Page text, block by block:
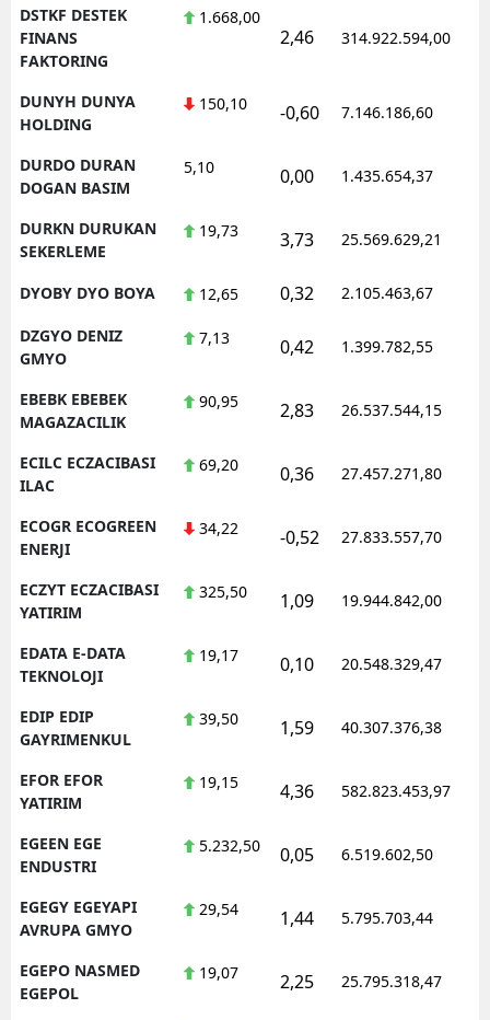
DSTKF DESTEK
FINANS
FAKTORING
1.668,00
2,46 314.922.594,00
DUNYH DUNYA
HOLDING
150,10 -0,60 7.146.186,60
DURDO DURAN
DOGAN BASIM
5,10 0,00 1.435.654,37
DURKN DURUKAN
SEKERLEME
19,73 3,73 25.569.629,21
DYOBY DYO BOYA 12,65 0,32 2.105.463,67
DZGYO DENIZ
GMYO
7,13 0,42 1.399.782,55
EBEBK EBEBEK
MAGAZACILIK
90,95 2,83 26.537.544,15
ECILC ECZACIBASI
ILAC
69,20 0,36 27.457.271,80
ECOGR ECOGREEN
ENERJI
34,22 -0,52 27.833.557,70
ECZYT ECZACIBASI
YATIRIM
325,50 1,09 19.944.842,00
EDATA E-DATA
TEKNOLOJI
19,17 0,10 20.548.329,47
EDIP EDIP
GAYRIMENKUL
39,50 1,59 40.307.376,38
EFOR EFOR
YATIRIM
19,15 4,36 582.823.453,97
EGEEN EGE
ENDUSTRI
5.232,50 0,05 6.519.602,50
EGEGY EGEYAPI
AVRUPA GMYO
29,54 1,44 5.795.703,44
EGEPO NASMED
EGEPOL
19,07 2,25 25.795.318,47